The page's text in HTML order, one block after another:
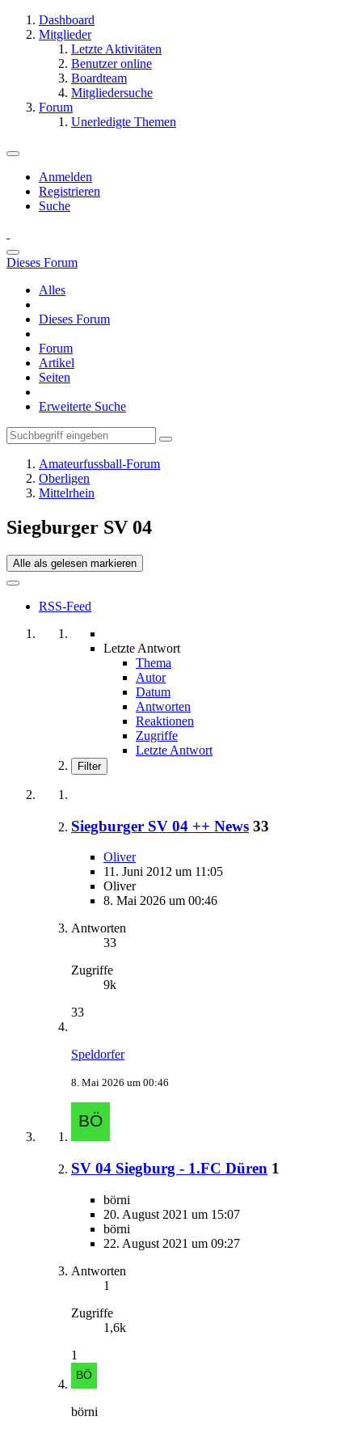
Dashboard
Mitglieder
Letzte Aktivitäten
Benutzer online
Boardteam
Mitgliedersuche
Forum
Unerledigte Themen
Anmelden
Registrieren
Suche
Dieses Forum
Alles
Dieses Forum
Forum
Artikel
Seiten
Erweiterte Suche
Amateurfussball-Forum
Oberligen
Mittelrhein
Siegburger SV 04
Alle als gelesen markieren
RSS-Feed
Letzte Antwort
Thema
Autor
Datum
Antworten
Reaktionen
Zugriffe
Letzte Antwort
Filter
Siegburger SV 04 ++ News 33
Oliver
11. Juni 2012 um 11:05
Oliver
8. Mai 2026 um 00:46
Antworten
33
Zugriffe
9k
33
Speldorfer
8. Mai 2026 um 00:46
SV 04 Siegburg - 1.FC Düren 1
börni
20. August 2021 um 15:07
börni
22. August 2021 um 09:27
Antworten
1
Zugriffe
1,6k
1
börni